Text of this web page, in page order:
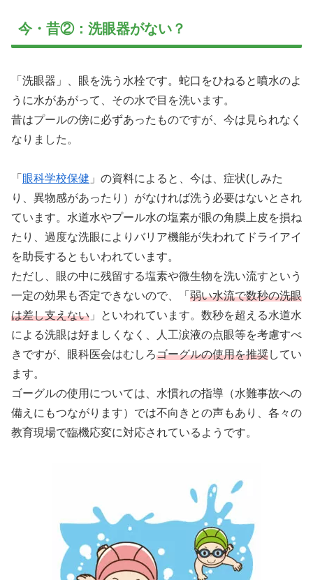
今・昔②：洗眼器がない？
「洗眼器」、眼を洗う水栓です。蛇口をひねると噴水のよ
うに水があがって、その水で目を洗います。
昔はプールの傍に必ずあったものですが、今は見られなく
なりました。
「 眼科学校保健 」の資料によると、今は、症状(しみた
り、異物感があったり）がなければ洗う必要はないとされ
ています。水道水やプール水の塩素が眼の角膜上皮を損ね
たり、過度な洗眼によりバリア機能が失われてドライアイ
を助長するともいわれています。
ただし、眼の中に残留する塩素や微生物を洗い流すという
一定の効果も否定できないので、「 弱い水流で数秒の洗眼
は差し支えない 」といわれています。数秒を超える水道水
による洗眼は好ましくなく、人工涙液の点眼等を考慮すべ
きですが、眼科医会はむしろゴーグルの使用を推奨してい
ます。
ゴーグルの使用については、水慣れの指導（水難事故への
備えにもつながります）では不向きとの声もあり、各々の
教育現場で臨機応変に対応されているようです。